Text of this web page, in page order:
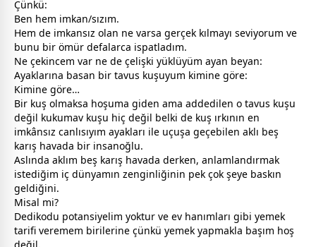
Çünkü:
Ben hem imkan/sızım.
Hem de imkansız olan ne varsa gerçek kılmayı seviyorum ve
bunu bir ömür defalarca ispatladım.
Ne çekincem var ne de çelişki yüklüyüm ayan beyan:
Ayaklarına basan bir tavus kuşuyum kimine göre:
Kimine göre…
Bir kuş olmaksa hoşuma giden ama addedilen o tavus kuşu
değil kukumav kuşu hiç değil belki de kuş ırkının en
imkânsız canlısıyım ayakları ile uçuşa geçebilen aklı beş
karış havada bir insanoğlu.
Aslında aklım beş karış havada derken, anlamlandırmak
istediğim iç dünyamın zenginliğinin pek çok şeye baskın
geldiğini.
Misal mi?
Dedikodu potansiyelim yoktur ve ev hanımları gibi yemek
tarifi veremem birilerine çünkü yemek yapmakla başım hoş